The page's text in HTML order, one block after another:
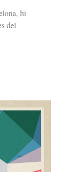
hi
del